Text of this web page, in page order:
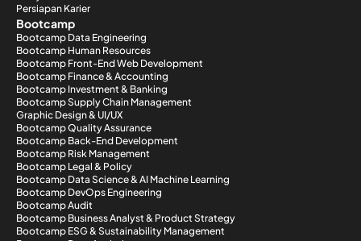
Persiapan Karier
Bootcamp
Bootcamp Data Engineering
Bootcamp Human Resources
Bootcamp Front-End Web Development
Bootcamp Finance & Accounting
Bootcamp Investment & Banking
Bootcamp Supply Chain Management
Graphic Design & UI/UX
Bootcamp Quality Assurance
Bootcamp Back-End Development
Bootcamp Risk Management
Bootcamp Legal & Policy
Bootcamp Data Science & AI Machine Learning
Bootcamp DevOps Engineering
Bootcamp Audit
Bootcamp Business Analyst & Product Strategy
Bootcamp ESG & Sustainability Management